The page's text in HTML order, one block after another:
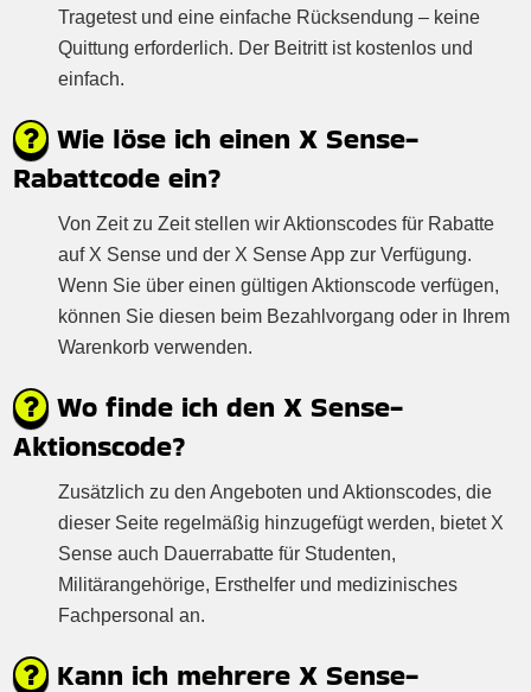
Tragetest und eine einfache Rücksendung – keine
Quittung erforderlich. Der Beitritt ist kostenlos und
einfach.
Wie löse ich einen X Sense-
Rabattcode ein?
Von Zeit zu Zeit stellen wir Aktionscodes für Rabatte
auf X Sense und der X Sense App zur Verfügung.
Wenn Sie über einen gültigen Aktionscode verfügen,
können Sie diesen beim Bezahlvorgang oder in Ihrem
Warenkorb verwenden.
Wo finde ich den X Sense-
Aktionscode?
Zusätzlich zu den Angeboten und Aktionscodes, die
dieser Seite regelmäßig hinzugefügt werden, bietet X
Sense auch Dauerrabatte für Studenten,
Militärangehörige, Ersthelfer und medizinisches
Fachpersonal an.
Kann ich mehrere X Sense-